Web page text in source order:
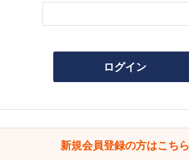
ログイン
新規会員登録の方はこちら